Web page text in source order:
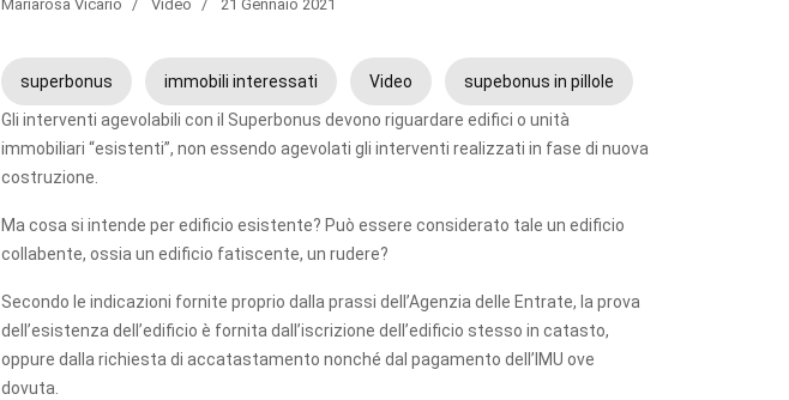
Mariarosa Vicario Video 21 Gennaio 2021
superbonus immobili interessati Video
supebonus in pillole
Gli interventi agevolabili con il Superbonus devono riguardare edifici o unità
immobiliari “esistenti”, non essendo agevolati gli interventi realizzati in fase di nuova
costruzione.
Ma cosa si intende per edificio esistente? Può essere considerato tale un edificio
collabente, ossia un edificio fatiscente, un rudere?
Secondo le indicazioni fornite proprio dalla prassi dell’Agenzia delle Entrate, la prova
dell’esistenza dell’edificio è fornita dall’iscrizione dell’edificio stesso in catasto,
oppure dalla richiesta di accatastamento nonché dal pagamento dell’IMU ove
dovuta.